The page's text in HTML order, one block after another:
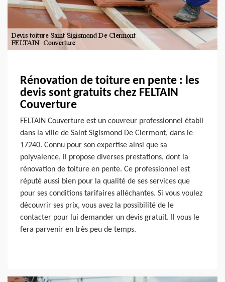
Rénovation de toiture en pente : les
devis sont gratuits chez FELTAIN
Couverture
FELTAIN Couverture est un couvreur professionnel établi
dans la ville de Saint Sigismond De Clermont, dans le
17240. Connu pour son expertise ainsi que sa
polyvalence, il propose diverses prestations, dont la
rénovation de toiture en pente. Ce professionnel est
réputé aussi bien pour la qualité de ses services que
pour ses conditions tarifaires alléchantes. Si vous voulez
découvrir ses prix, vous avez la possibilité de le
contacter pour lui demander un devis gratuit. Il vous le
fera parvenir en très peu de temps.